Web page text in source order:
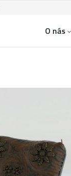
O nás